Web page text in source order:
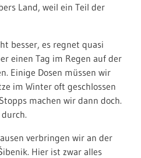
Land, weil ein Teil der
besser, es regnet quasi
einen Tag im Regen auf der
Einige Dosen müssen wir
im Winter oft geschlossen
machen wir dann doch.
verbringen wir an der
Hier ist zwar alles